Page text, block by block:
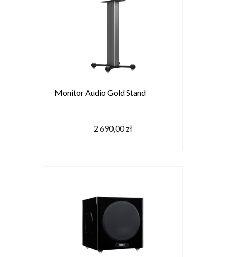
Monitor Audio Gold Stand
2 690,00 zł